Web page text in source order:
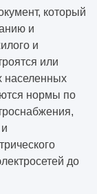
который
и
и
или
населенных
нормы по
до